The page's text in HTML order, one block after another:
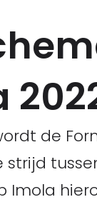
de
strijd
Imola